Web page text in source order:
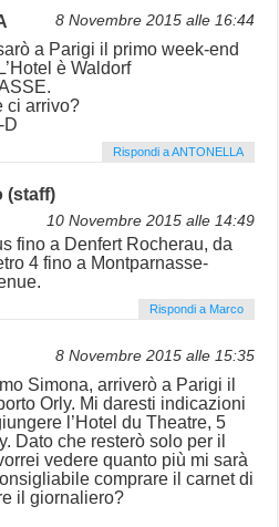
8 Novembre 2015 alle 16:44
a Parigi il primo week-end
è Waldorf
ci arrivo?
D
Rispondi a ANTONELLA
(staff)
10 Novembre 2015 alle 14:49
fino a Denfert Rocherau, da
4 fino a Montparnasse-
Rispondi a Marco
8 Novembre 2015 alle 15:35
Simona, arriverò a Parigi il
Orly. Mi daresti indicazioni
l’Hotel du Theatre, 5
Dato che resterò solo per il
vedere quanto più mi sarà
comprare il carnet di
il giornaliero?